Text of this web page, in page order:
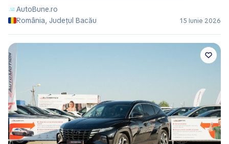
AutoBune.ro
România, Județul Bacău
15 Iunie 2026